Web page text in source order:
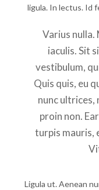
ligula. In lectus. Id
Varius nulla.
iaculis. Sit
vestibulum,
Quis quis, eu
nunc ultrices,
proin non.
turpis mauris,
Ligula ut. Aenean